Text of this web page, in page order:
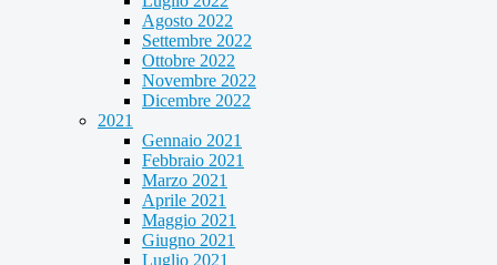
Agosto 2022
Settembre 2022
Ottobre 2022
Novembre 2022
Dicembre 2022
2021
Gennaio 2021
Febbraio 2021
Marzo 2021
Aprile 2021
Maggio 2021
Giugno 2021
Luglio 2021